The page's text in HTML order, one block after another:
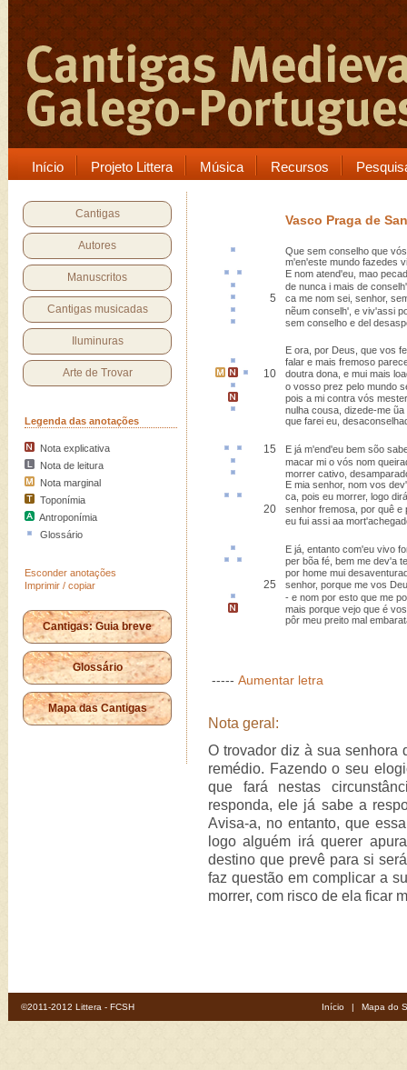
Início Projeto Littera Música Recursos
Cantigas
Autores
Manuscritos
Cantigas musicadas
Iluminuras
Arte de Trovar
Legenda das anotações
Nota explicativa
Nota de leitura
Nota marginal
Toponímia
Antroponímia
Glossário
Esconder anotações
Imprimir / copiar
Cantigas: Guia breve
Glossário
Mapa das Cantigas
Vasco Praga de
Que sem conselho que
m'en'este mundo fazedes
E nom atend'eu, mao
de nunca i mais de
5 ca me nom sei, senhor,
nẽum conselh', e viv'assi
sem conselho e del
E ora, por Deus, que vos
falar e mais fremoso
10 doutra dona , e mui mais
o vosso prez pelo mundo
pois a mi contra vós
nulha cousa , dizede-me ũa
que farei eu,
15 E já m'end'eu bem sõo
macar mi o vós nom
morrer cativo ,
E mia senhor, nom vos
ca, pois eu morrer, logo
20
senhor fremosa, por quê e
eu fui assi aa
E já, entanto com'eu vivo
per bõa fé , bem me dev'a
por home mui
25
senhor, porque me vos
- e nom por esto que me
mais porque vejo que é
pôr meu preito mal
----- Aumentar letra
Nota geral:
O trovador diz à sua senhora
remédio. Fazendo o seu
que fará nestas
responda, ele já sabe a
Avisa-a, no entanto, que
logo alguém irá querer
destino que prevê para si
faz questão em complicar a
morrer, com risco de ela ficar
©2011-2012 Littera - FCSH Início | Mapa do